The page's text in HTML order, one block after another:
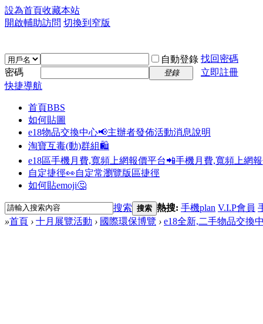
設為首頁收藏本站
開啟輔助訪問 切換到窄版
自動登錄 找回密碼
密碼
登錄
立即註冊
快捷導航
首頁BBS
如何貼圖
e18物品交換中心📢主辦者發佈活動消息說明
淘寶互毒(動)群組🛍️
e18區手機月費,寬頻上網報價平台📲手機月費,寬頻上網
自定捷徑👀自定常瀏覽版區捷徑
如何貼emoji🤔
搜索 搜索 熱搜: 手機plan V.I.P會員
»首頁 › 十月展覽活動 › 國際環保博覽 › e18全新,二手物品交換